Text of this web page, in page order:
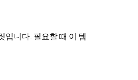
입니다. 필요할 때 이 템